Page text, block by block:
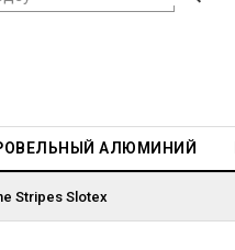
АЛЮМИНИЙ
Stripes Slotex